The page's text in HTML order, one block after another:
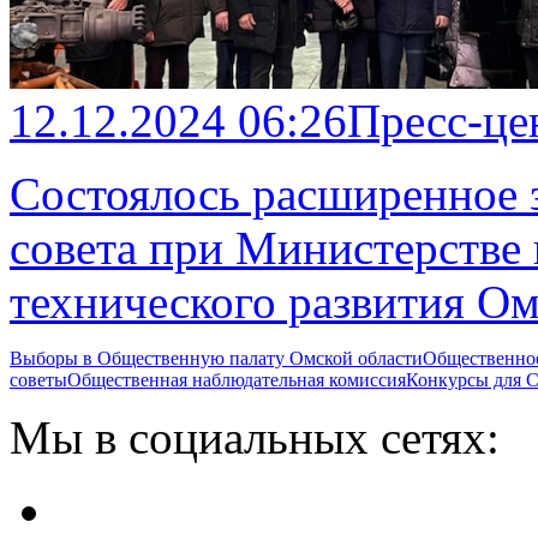
12.12.2024 06:26Пресс-
Состоялось расширенное
совета при
технического развития
Выборы в Общественную палату Омской области
советыОбщественная наблюдательная комиссияКонкурсы
Мы в социальных сетях: